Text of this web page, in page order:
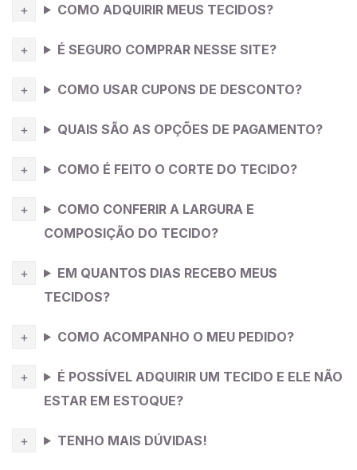
COMO ADQUIRIR MEUS TECIDOS?
É SEGURO COMPRAR NESSE SITE?
COMO USAR CUPONS DE DESCONTO?
QUAIS SÃO AS OPÇÕES DE PAGAMENTO?
COMO É FEITO O CORTE DO TECIDO?
COMO CONFERIR A LARGURA E
COMPOSIÇÃO DO TECIDO?
EM QUANTOS DIAS RECEBO MEUS
TECIDOS?
COMO ACOMPANHO O MEU PEDIDO?
É POSSÍVEL ADQUIRIR UM TECIDO E ELE NÃO
ESTAR EM ESTOQUE?
TENHO MAIS DÚVIDAS!